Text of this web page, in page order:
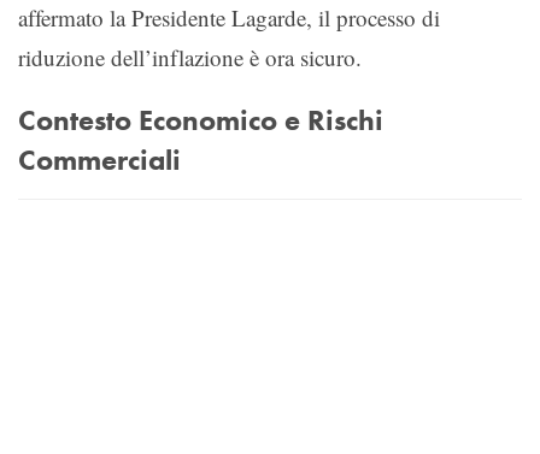
affermato la Presidente Lagarde, il processo di
riduzione dell’inflazione è ora sicuro.
Contesto Economico e Rischi
Commerciali